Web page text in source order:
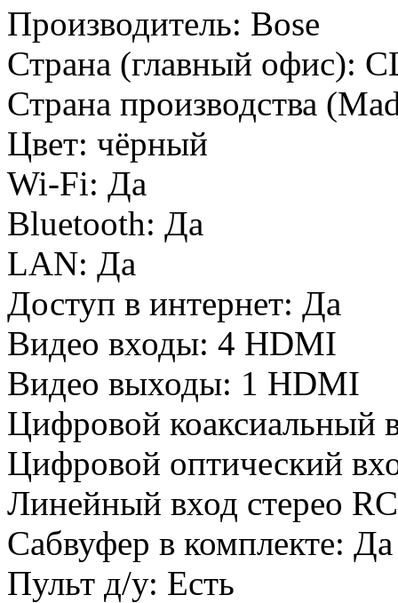
Производитель: Bose
Страна (главный офис):
Страна производства
Цвет: чёрный
Wi-Fi: Да
Bluetooth: Да
LAN: Да
Доступ в интернет: Да
Видео входы: 4 HDMI
Видео выходы: 1 HDMI
Цифровой коаксиальный
Цифровой оптический
Линейный вход стерео
Сабвуфер в комплекте: Да
Пульт д/у: Есть